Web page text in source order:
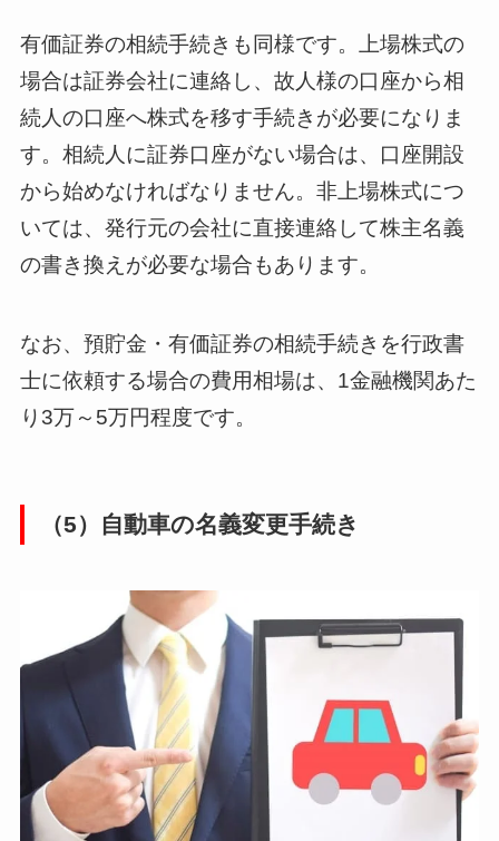
有価証券の相続手続きも同様です。上場株式の
場合は証券会社に連絡し、故人様の口座から相
続人の口座へ株式を移す手続きが必要になりま
す。相続人に証券口座がない場合は、口座開設
から始めなければなりません。非上場株式につ
いては、発行元の会社に直接連絡して株主名義
の書き換えが必要な場合もあります。
なお、預貯金・有価証券の相続手続きを行政書
士に依頼する場合の費用相場は、1金融機関あた
り3万～5万円程度です。
（5）自動車の名義変更手続き